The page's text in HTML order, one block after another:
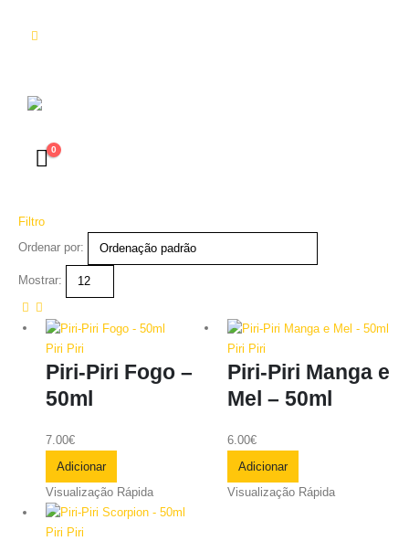
0
Filtro
Ordenar por:
Mostrar:
Piri Piri
Piri-Piri Fogo –
50ml
7.00€
Adicionar
Visualização Rápida
Piri Piri
Piri-Piri Manga e
Mel – 50ml
6.00€
Adicionar
Visualização Rápida
Piri Piri